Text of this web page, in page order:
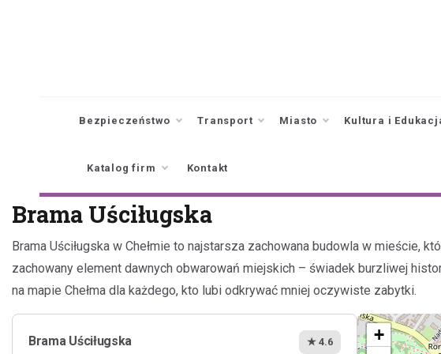
Bezpieczeństwo Transport Miasto Kultura i
Katalog firm Kontakt
Brama Uściługska
Brama Uściługska w Chełmie to najstarsza zachowana budowla w mieście,
zachowany element dawnych obwarowań miejskich – świadek burzliwej
na mapie Chełma dla każdego, kto lubi odkrywać mniej oczywiste zabytki.
Brama Uściługska ★ 4.6
+